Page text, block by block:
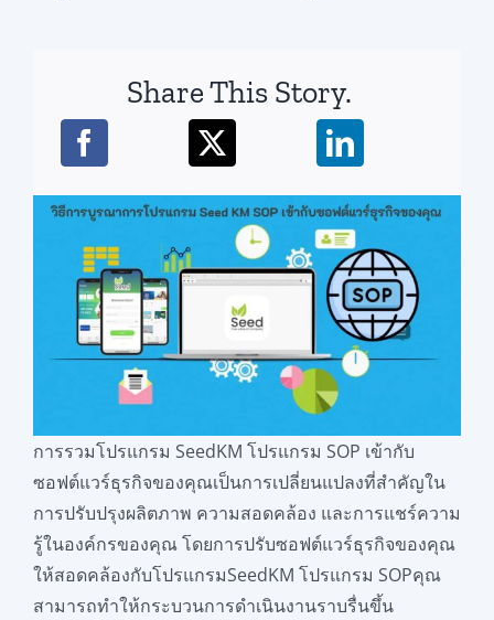
Share This Story.
การรวมโปรแกรม SeedKM โปรแกรม SOP เข้ากับ
ซอฟต์แวร์ธุรกิจของคุณเป็นการเปลี่ยนแปลงที่สำคัญใน
การปรับปรุงผลิตภาพ ความสอดคล้อง และการแชร์ความ
รู้ในองค์กรของคุณ โดยการปรับซอฟต์แวร์ธุรกิจของคุณ
ให้สอดคล้องกับโปรแกรมSeedKM โปรแกรม SOPคุณ
สามารถทำให้กระบวนการดำเนินงานราบรื่นขึ้น